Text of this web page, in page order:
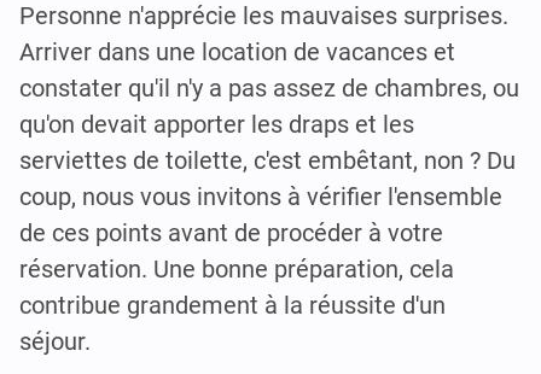
Personne n'apprécie les mauvaises surprises.
Arriver dans une location de vacances et
constater qu'il n'y a pas assez de chambres, ou
qu'on devait apporter les draps et les
serviettes de toilette, c'est embêtant, non ? Du
coup, nous vous invitons à vérifier l'ensemble
de ces points avant de procéder à votre
réservation. Une bonne préparation, cela
contribue grandement à la réussite d'un
séjour.